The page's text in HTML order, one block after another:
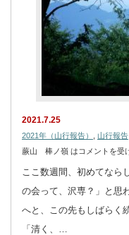
2021.7.25
2021年（山行報告）
山行報告
蕨山 棒ノ嶺 は コメントを受
ここ数週間、初めてなら
の会って、沢専？」と思
へと、この先もしばらく
「清く、…